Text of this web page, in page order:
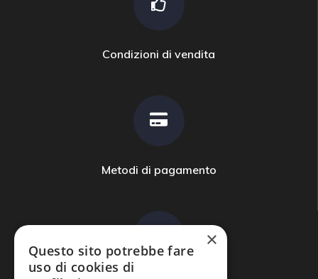
Condizioni di vendita
Metodi di pagamento
×
Questo sito potrebbe fare
uso di cookies di